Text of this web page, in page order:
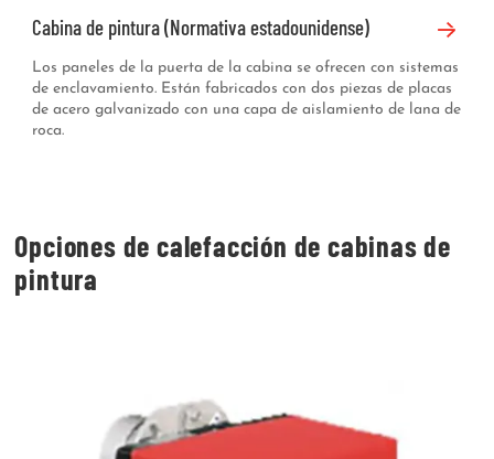
Cabina de pintura (Normativa estadounidense)
Los paneles de la puerta de la cabina se ofrecen con sistemas
de enclavamiento. Están fabricados con dos piezas de placas
de acero galvanizado con una capa de aislamiento de lana de
roca.
Opciones de calefacción de cabinas de
pintura